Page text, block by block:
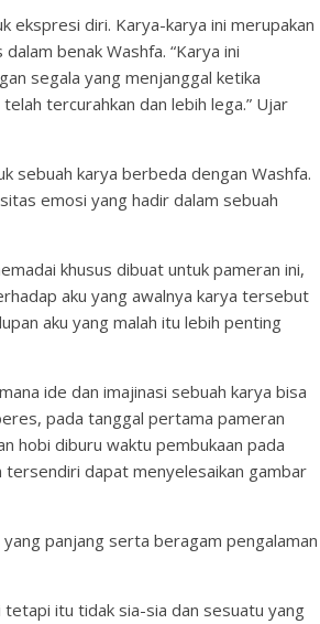
ekspresi diri. Karya-karya ini merupakan
benak Washfa. “Karya ini
segala yang menjanggal ketika
tercurahkan dan lebih lega.” Ujar
sebuah karya berbeda dengan Washfa.
emosi yang hadir dalam sebuah
khusus dibuat untuk pameran ini,
aku yang awalnya karya tersebut
aku yang malah itu lebih penting
ide dan imajinasi sebuah karya bisa
pada tanggal pertama pameran
hobi diburu waktu pembukaan pada
tersendiri dapat menyelesaikan gambar
panjang serta beragam pengalaman
itu tidak sia-sia dan sesuatu yang